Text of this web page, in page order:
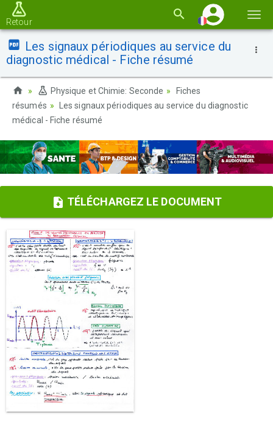
la
Retour
Les signaux périodiques au service du
diagnostic médical - Fiche résumé
Physique et Chimie: Seconde
Fiches
résumés
Les signaux périodiques au service du diagnostic
médical - Fiche résumé
TÉLÉCHARGEZ LE DOCUMENT